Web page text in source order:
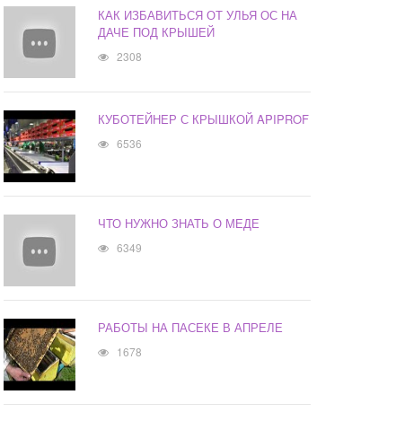
КАК ИЗБАВИТЬСЯ ОТ УЛЬЯ ОС НА
ДАЧЕ ПОД КРЫШЕЙ
2308
КУБОТЕЙНЕР С КРЫШКОЙ APIPROF
6536
ЧТО НУЖНО ЗНАТЬ О МЕДЕ
6349
РАБОТЫ НА ПАСЕКЕ В АПРЕЛЕ
1678